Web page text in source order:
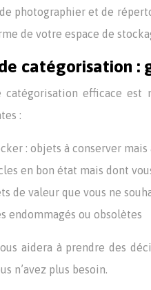
photographier et de
de votre espace de
catégorisation :
catégorisation efficace est
:
: objets à conserver
en bon état mais dont
de valeur que vous ne
endommagés ou obsolètes
aidera à prendre des
n’avez plus besoin.